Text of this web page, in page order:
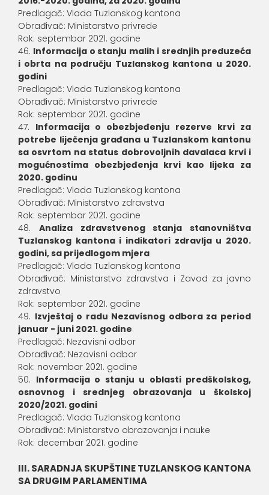
Predlagač: Vlada Tuzlanskog kantona
Obrađivač: Ministarstvo privrede
Rok: septembar 2021. godine
Informacija o stanju malih i srednjih preduzeća
i obrta na području Tuzlanskog kantona u 2020.
godini
Predlagač: Vlada Tuzlanskog kantona
Obrađivač: Ministarstvo privrede
Rok: septembar 2021. godine
Informacija o obezbjeđenju rezerve krvi za
potrebe liječenja građana u Tuzlanskom kantonu
sa osvrtom na status dobrovoljnih davalaca krvi i
mogućnostima obezbjeđenja krvi kao lijeka za
2020. godinu
Predlagač: Vlada Tuzlanskog kantona
Obrađivač: Ministarstvo zdravstva
Rok: septembar 2021. godine
Analiza zdravstvenog stanja stanovništva
Tuzlanskog kantona i indikatori zdravlja u 2020.
godini, sa prijedlogom mjera
Predlagač: Vlada Tuzlanskog kantona
Obrađivač: Ministarstvo zdravstva i Zavod za javno
zdravstvo
Rok: septembar 2021. godine
Izvještaj o radu Nezavisnog odbora za period
januar - juni 2021. godine
Predlagač: Nezavisni odbor
Obrađivač: Nezavisni odbor
Rok: novembar 2021. godine
Informacija o stanju u oblasti predškolskog,
osnovnog i srednjeg obrazovanja u školskoj
2020/2021. godini
Predlagač: Vlada Tuzlanskog kantona
Obrađivač: Ministarstvo obrazovanja i nauke
Rok: decembar 2021. godine
III. SARADNJA SKUPŠTINE TUZLANSKOG KANTONA
SA DRUGIM PARLAMENTIMA